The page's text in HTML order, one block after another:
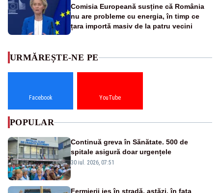
Comisia Europeană susține că România
nu are probleme cu energia, în timp ce
țara importă masiv de la patru vecini
URMĂREȘTE-NE PE
Facebook YouTube
POPULAR
Continuă greva în Sănătate. 500 de
spitale asigură doar urgențele
30 iul. 2026, 07:51
Fermierii ies în stradă, astăzi, în fața